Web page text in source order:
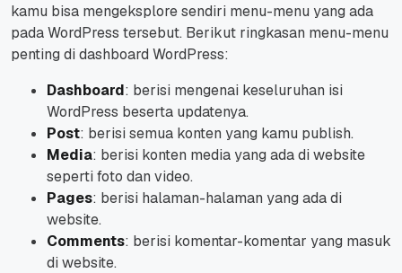
kamu bisa mengeksplore sendiri menu-menu yang ada
pada WordPress tersebut. Berikut ringkasan menu-menu
penting di dashboard WordPress:
Dashboard: berisi mengenai keseluruhan isi
WordPress beserta updatenya.
Post: berisi semua konten yang kamu publish.
Media: berisi konten media yang ada di website
seperti foto dan video.
Pages: berisi halaman-halaman yang ada di
website.
Comments: berisi komentar-komentar yang masuk
di website.